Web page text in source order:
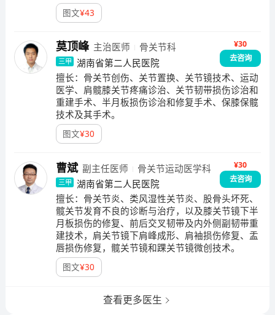
图文¥43
莫顶峰 主治医师 骨关节科
三甲 湖南省第二人民医院
¥30
去咨询
擅长： 骨关节创伤、关节置换、关节镜技术、运动
医学、肩髋膝关节疼痛诊治、关节韧带损伤诊治和
重建手术、半月板损伤诊治和修复手术、保膝保髋
技术及其手术。
图文¥30
曹斌 副主任医师 骨关节运动医学科
三甲 湖南省第二人民医院
¥30
去咨询
擅长： 骨关节炎、类风湿性关节炎、股骨头坏死、
髋关节发育不良的诊断与治疗，以及膝关节镜下半
月板损伤的修复、前后交叉韧带及内外侧副韧带重
建技术，肩关节镜下肩峰成形、肩袖损伤修复、盂
唇损伤修复，髋关节镜和踝关节镜微创技术。
图文¥30
查看更多医生